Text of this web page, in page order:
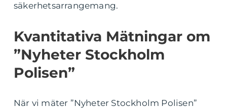
säkerhetsarrangemang.
Kvantitativa Mätningar om
”Nyheter Stockholm
Polisen”
När vi mäter ”Nyheter Stockholm Polisen”